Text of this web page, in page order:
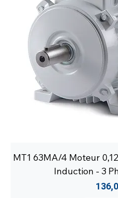
MT1 63MA/4 Moteur
Induction - 3
Prix